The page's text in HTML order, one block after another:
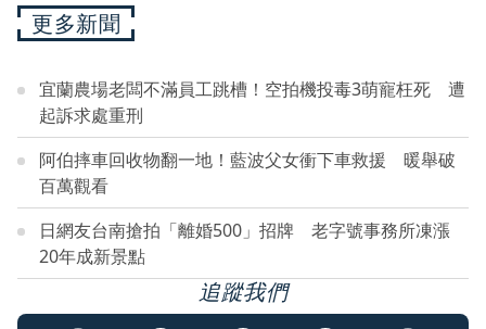
更多新聞
宜蘭農場老闆不滿員工跳槽！空拍機投毒3萌寵枉死 遭
起訴求處重刑
阿伯摔車回收物翻一地！藍波父女衝下車救援 暖舉破
百萬觀看
日網友台南搶拍「離婚500」招牌 老字號事務所凍漲
20年成新景點
追蹤我們